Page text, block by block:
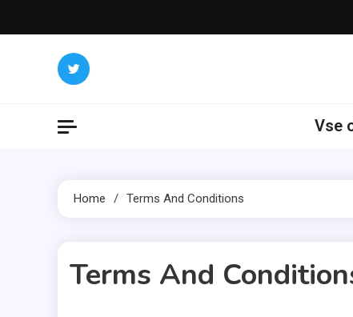
to
Vse
Home Terms And Conditions
Terms And